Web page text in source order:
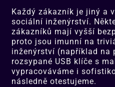
Každý zákazník je jiný a
sociální inženýrství.
zákazníků mají vyšší
proto jsou imunní na
inženýrství (například na
rozsypané USB klíče s
vypracováváme i
následně otestujeme.